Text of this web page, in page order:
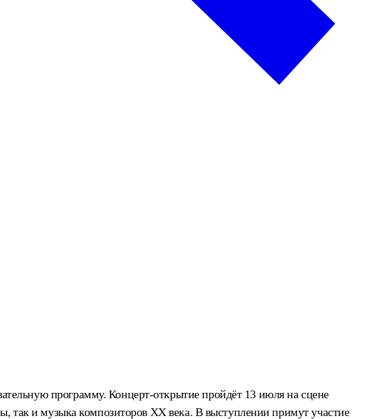
программу. Концерт-открытие пройдёт 13 июля на сцене
так и музыка композиторов ХХ века. В выступлении примут участие